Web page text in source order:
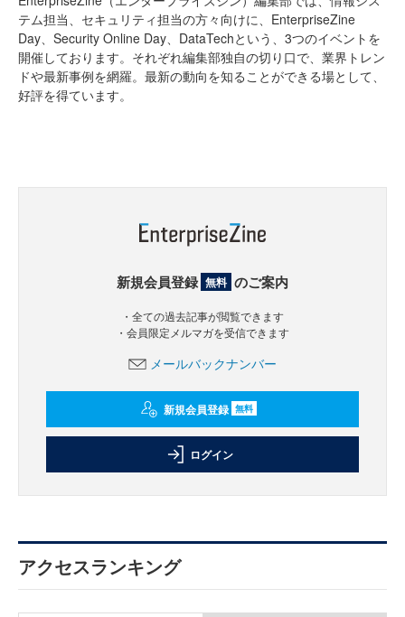
テム担当、セキュリティ担当の方々向けに、EnterpriseZine
Day、Security Online Day、DataTechという、3つのイベントを
開催しております。それぞれ編集部独自の切り口で、業界トレン
ドや最新事例を網羅。最新の動向を知ることができる場として、
好評を得ています。
新規会員登録 無料 のご案内
・全ての過去記事が閲覧できます
・会員限定メルマガを受信できます
メールバックナンバー
新規会員登録 無料
ログイン
アクセスランキング